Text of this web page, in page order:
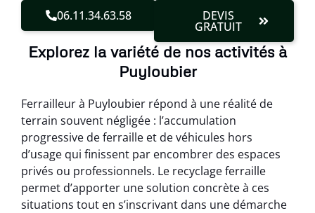
06.11.34.63.58 DEVIS
GRATUIT
Explorez la variété de nos activités à
Puyloubier
Ferrailleur à Puyloubier répond à une réalité de
terrain souvent négligée : l’accumulation
progressive de ferraille et de véhicules hors
d’usage qui finissent par encombrer des espaces
privés ou professionnels. Le recyclage ferraille
permet d’apporter une solution concrète à ces
situations tout en s’inscrivant dans une démarche